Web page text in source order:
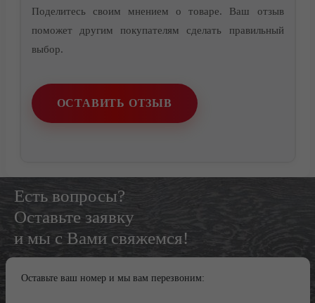
Контакты
Поделитесь своим мнением о товаре. Ваш отзыв
поможет другим покупателям сделать правильный
выбор.
ОСТАВИТЬ ОТЗЫВ
Есть вопросы?
Оставьте заявку
и мы с Вами свяжемся!
Оставьте ваш номер и мы вам перезвоним: